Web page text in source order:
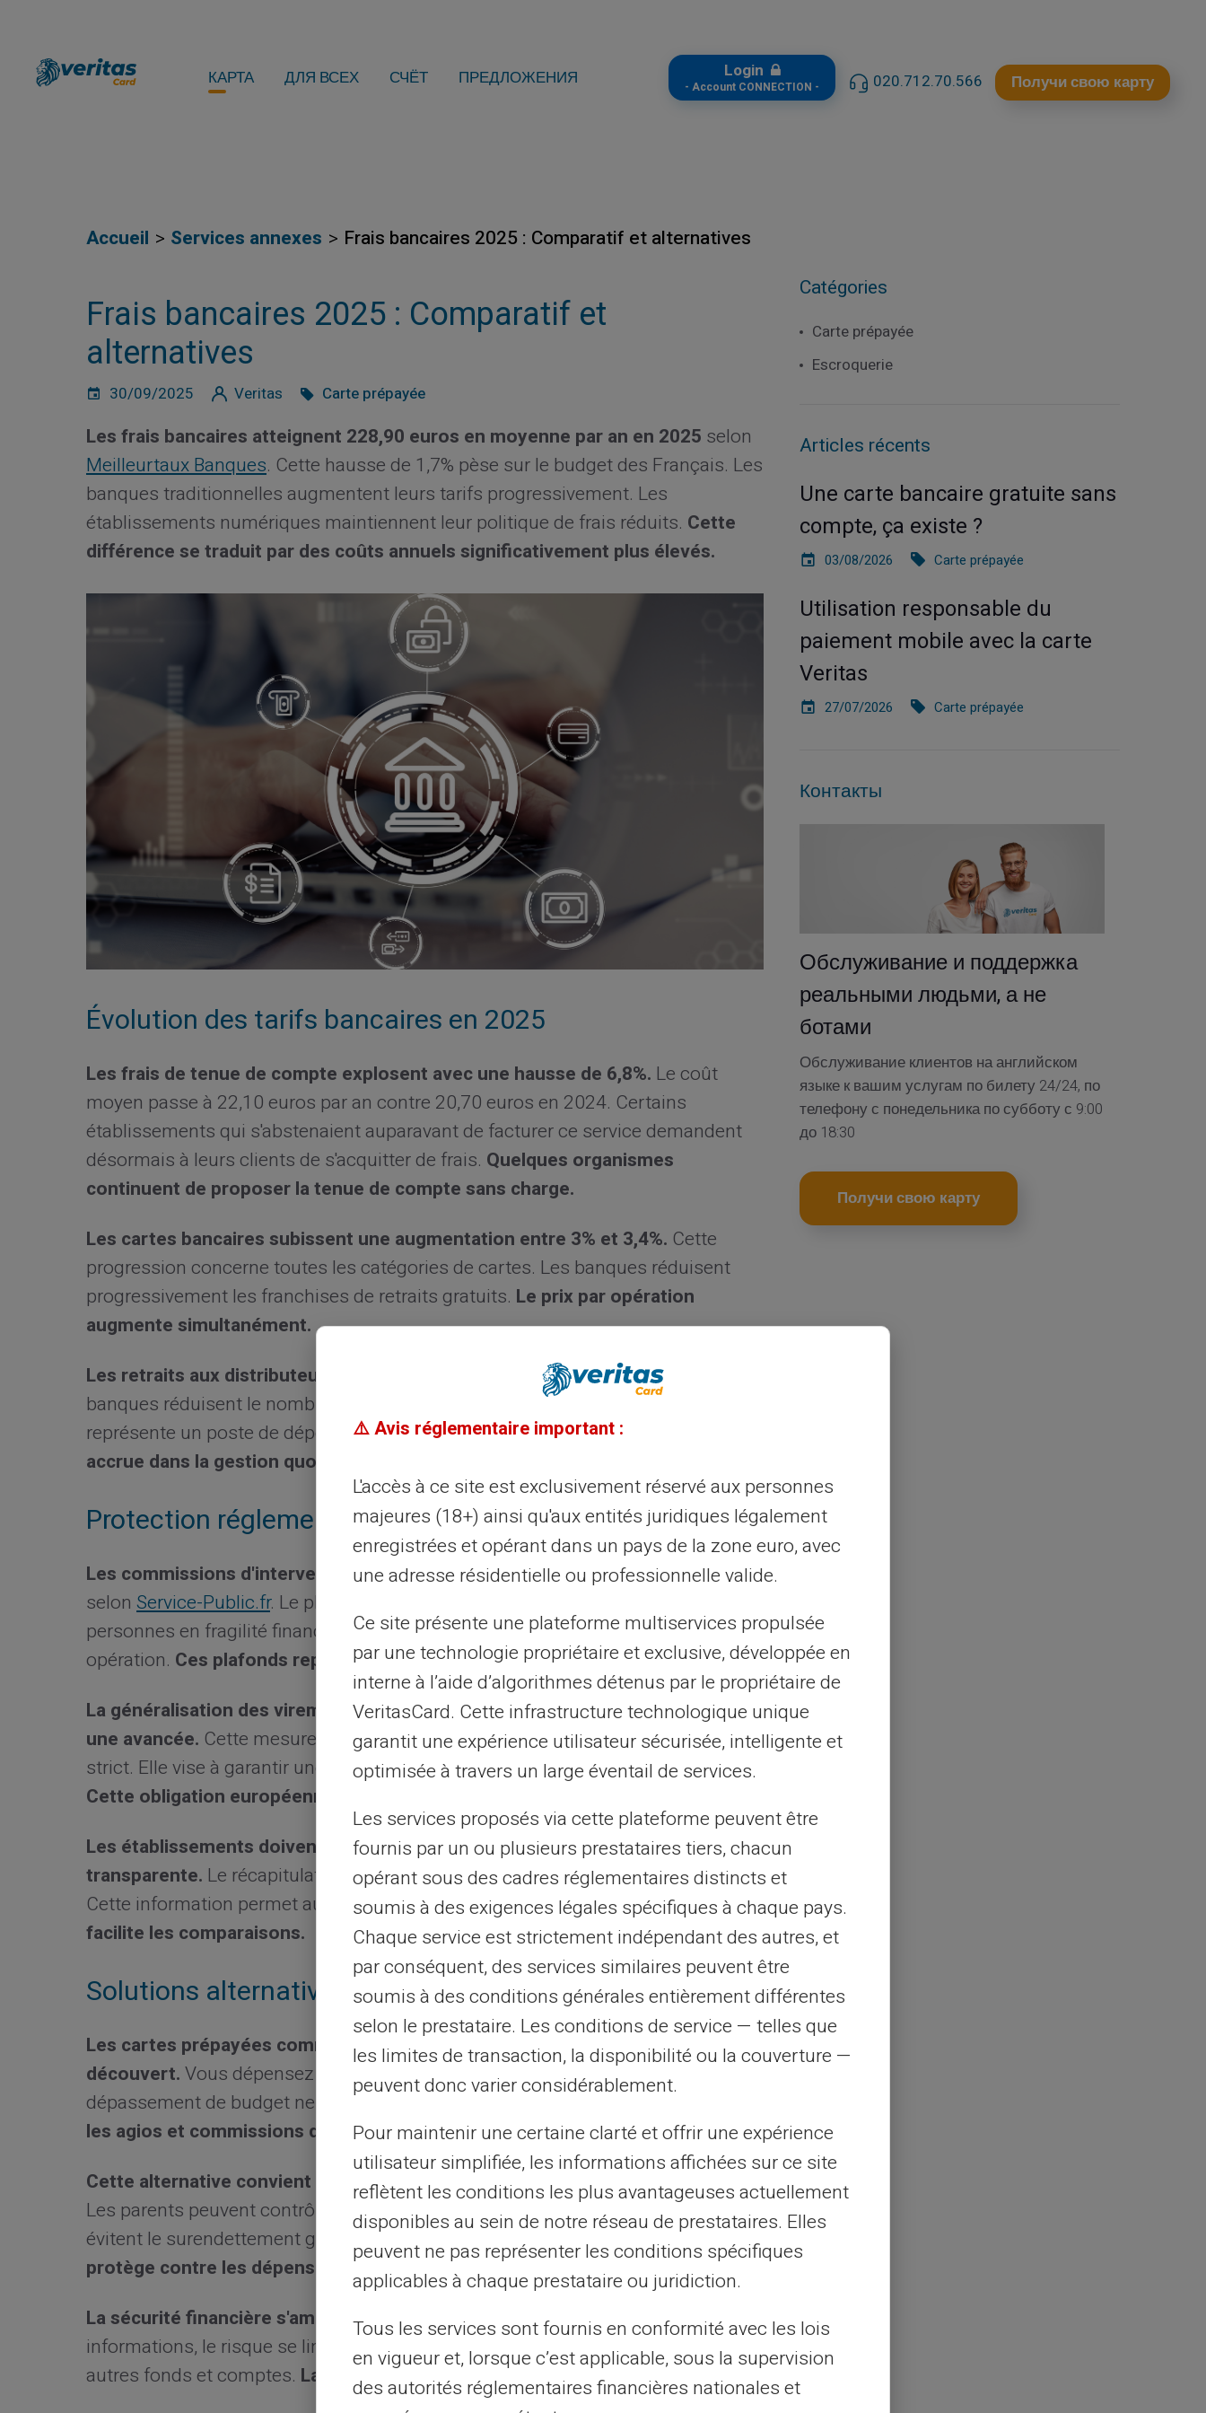
КАРТА ДЛЯ ВСЕХ СЧЁТ ПРЕДЛОЖЕНИЯ Login
- Account CONNECTION - 020.712.70.566 Получи свою карту
Accueil Services annexes Frais bancaires 2025 : Comparatif et alternatives
Frais bancaires 2025 : Comparatif et
alternatives
30/09/2025 Veritas Carte prépayée
Les frais bancaires atteignent 228,90 euros en moyenne par an en 2025 selon
Meilleurtaux Banques. Cette hausse de 1,7% pèse sur le budget des Français. Les
banques traditionnelles augmentent leurs tarifs progressivement. Les
établissements numériques maintiennent leur politique de frais réduits. Cette
différence se traduit par des coûts annuels significativement plus élevés.
Évolution des tarifs bancaires en 2025
Les frais de tenue de compte explosent avec une hausse de 6,8%. Le coût
moyen passe à 22,10 euros par an contre 20,70 euros en 2024. Certains
établissements qui s'abstenaient auparavant de facturer ce service demandent
désormais à leurs clients de s'acquitter de frais. Quelques organismes
continuent de proposer la tenue de compte sans charge.
Les cartes bancaires subissent une augmentation entre 3% et 3,4%. Cette
progression concerne toutes les catégories de cartes. Les banques réduisent
progressivement les franchises de retraits gratuits. Le prix par opération
augmente simultanément.
Les retraits aux distributeurs hors réseau deviennent plus onéreux.
banques réduisent le nombre de retraits gratuits. Cette évolution généralisée
représente un poste de dépense supplémentaire.Elle nécessite une vigilance
accrue dans la gestion quotidienne.
Protection réglementaire des consommateurs
Les commissions d'intervention restent plafonnées à 8 euros par opération
selon Service-Public.fr. Le plafond mensuel atteint 80 euros maximum. Les
personnes en fragilité financière bénéficient de tarifs réduits à 4 euros par
opération. Ces plafonds représentent une protection légale contre les abus.
La généralisation des virements instantanés gratuits dès janvier 2025 marque
une avancée. Cette mesure s'accompagne d'un encadrement des tarifs plus
strict. Elle vise à garantir une tarification transparente pour tous les usagers.
Cette obligation européenne uniformise les pratiques.
Les établissements doivent communiquer leurs tarifs de manière
transparente. Le récapitulatif annuel des frais bancaires devient obligatoire.
Cette information permet aux clients de mesurer le coût réel.La transparence
facilite les comparaisons.
Solutions alternatives pour réduire vos frais
Les cartes prépayées comme Card Veritas éliminent totalement les frais de
découvert.Vous dépensez uniquement le solde disponible sur la carte. Aucun
dépassement de budget ne devient possible.
les agios et commissions d'intervenir.
Cette alternative convient aux personnes souhaitant maîtriser leur budget.
Les parents peuvent contrôler les dépenses de leurs enfants. Les utilisateurs
évitent le surendettement grâce au plafond intégré.
La limitation du solde
protège contre les dépenses excessives.
La sécurité financière s'améliore avec cette approche.En cas de vol des
informations, le risque se limite au montant chargé. Cette protection préserve les
autres fonds et comptes. La carte prépayée offre une tranquillité d'esprit.
Catégories
Carte prépayée
Escroquerie
Articles récents
Une carte bancaire gratuite sans
compte, ça existe ?
03/08/2026 Carte prépayée
Utilisation responsable du
paiement mobile avec la carte
Veritas
27/07/2026 Carte prépayée
Контакты
Обслуживание и поддержка
реальными людьми, а не
ботами
Обслуживание клиентов на английском
языке к вашим услугам по билету 24/24, по
телефону с понедельника по субботу с 9:00
до 18:30
Получи свою карту
⚠️ Avis réglementaire important :
L'accès à ce site est exclusivement réservé aux personnes
majeures (18+) ainsi qu'aux entités juridiques légalement
enregistrées et opérant dans un pays de la zone euro, avec
une adresse résidentielle ou professionnelle valide.
Ce site présente une plateforme multiservices propulsée
par une technologie propriétaire et exclusive, développée en
interne à l’aide d’algorithmes détenus par le propriétaire de
VeritasCard. Cette infrastructure technologique unique
garantit une expérience utilisateur sécurisée, intelligente et
optimisée à travers un large éventail de services.
Les services proposés via cette plateforme peuvent être
fournis par un ou plusieurs prestataires tiers, chacun
opérant sous des cadres réglementaires distincts et
soumis à des exigences légales spécifiques à chaque pays.
Chaque service est strictement indépendant des autres, et
par conséquent, des services similaires peuvent être
soumis à des conditions générales entièrement différentes
selon le prestataire. Les conditions de service — telles que
les limites de transaction, la disponibilité ou la couverture —
peuvent donc varier considérablement.
Pour maintenir une certaine clarté et offrir une expérience
utilisateur simplifiée, les informations affichées sur ce site
reflètent les conditions les plus avantageuses actuellement
disponibles au sein de notre réseau de prestataires. Elles
peuvent ne pas représenter les conditions spécifiques
applicables à chaque prestataire ou juridiction.
Tous les services sont fournis en conformité avec les lois
en vigueur et, lorsque c’est applicable, sous la supervision
des autorités réglementaires financières nationales et